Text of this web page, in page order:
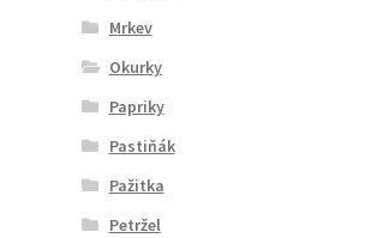
Mrkev
Okurky
Papriky
Pastiňák
Pažitka
Petržel